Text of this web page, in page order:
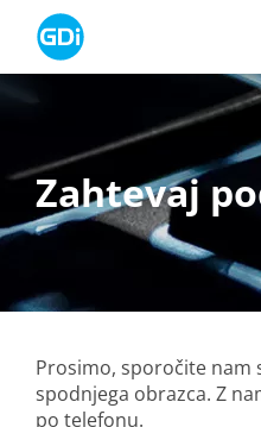
content
Zahtevaj
Prosimo, sporočite nam
spodnjega obrazca. Z
po telefonu.